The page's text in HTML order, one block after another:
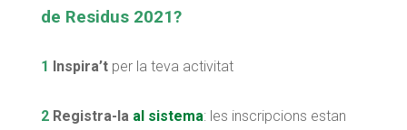
de Residus 2021?
1 Inspira’tper la teva activitat
2 Registra-la al sistema: les inscripcions estan
Diari de la Fundació
Fundesplai als mitjans
Diari de la Fundació
Fundesplai als mitjans